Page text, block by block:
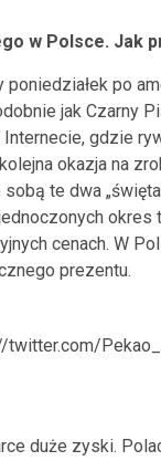
w Polsce. Jak
po
jak Czarny
gdzie
okazja na
te dwa
cenach. W
prezentu.
twitter.com/
duże zyski.